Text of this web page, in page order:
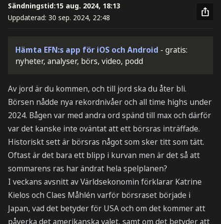
Sändningstid:15 aug. 2024, 18:13
Uppdaterad: 30 sep. 2024, 22:48
Hämta EFN:s app för iOS och Android - gratis:
nyheter, analyser, börs, video, podd
Av jord är du kommen, och till jord ska du åter bli.
Börsen nådde nya rekordnivåer och all time highs under
2024. Bågen var med andra ord spänd till max och därför
var det kanske inte oväntat att ett börsras inträffade.
Historiskt sett är börsras något som sker titt som tätt.
Oftast är det bara ett blipp i kurvan men är det så att
sommarens ras har ändrat hela spelplanen?
I veckans avsnitt av Världsekonomin förklarar Katrine
Kielos och Claes Måhlén varför börsraset började i
Japan, vad det betyder för USA och om det kommer att
påverka det amerikanska valet, samt om det betyder att